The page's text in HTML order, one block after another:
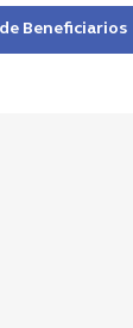
Beneficiarios